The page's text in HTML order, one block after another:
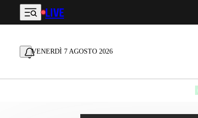
Vai al contenuto principale
LIVE
VENERDÌ 7 AGOSTO 2026